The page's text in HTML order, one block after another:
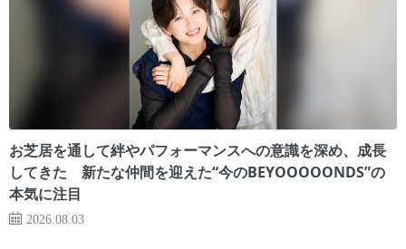
お芝居を通して絆やパフォーマンスへの意識を深め、成長
してきた 新たな仲間を迎えた“今のBEYOOOOONDS”の
本気に注目
2026.08.03